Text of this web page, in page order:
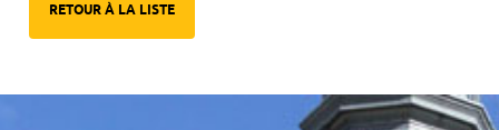
RETOUR À LA LISTE